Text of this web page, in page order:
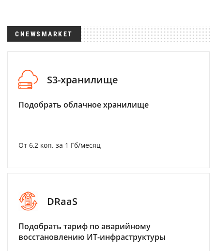
CNEWSMARKET
S3-хранилище
Подобрать облачное хранилище
От 6,2 коп. за 1 Гб/месяц
DRaaS
Подобрать тариф по аварийному
восстановлению ИТ-инфраструктуры